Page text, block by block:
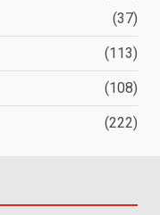
(37)
(113)
(108)
(222)